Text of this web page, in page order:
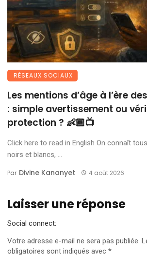
RÉSEAUX SOCIAUX
Les mentions d’âge à l’ère
: simple avertissement ou
protection ? 👶🏾📺
Click here to read in English On connaît
noirs et blancs, ...
Par Divine Kananyet 4 août 2026
Laisser une réponse
Social connect:
Votre adresse e-mail ne sera pas publiée.
obligatoires sont indiqués avec *